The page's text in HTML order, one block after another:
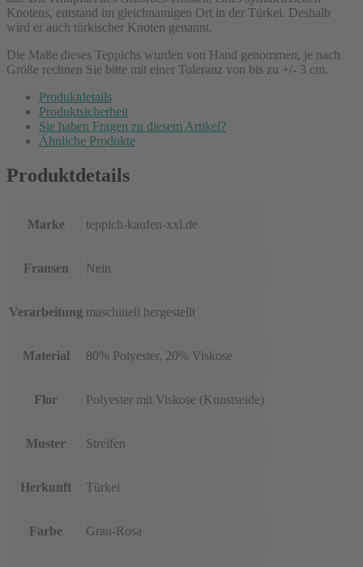
Knotens, entstand im gleichnamigen Ort in der Türkei. Deshalb
wird er auch türkischer Knoten genannt.
Die Maße dieses Teppichs wurden von Hand genommen, je nach
Größe rechnen Sie bitte mit einer Toleranz von bis zu +/- 3 cm.
Produktdetails
Produktsicherheit
Sie haben Fragen zu diesem Artikel?
Ähnliche Produkte
Produktdetails
Marke teppich-kaufen-xxl.de
Fransen Nein
Verarbeitung maschinell hergestellt
Material 80% Polyester, 20% Viskose
Flor Polyester mit Viskose (Kunstseide)
Muster Streifen
Herkunft Türkei
Farbe Grau-Rosa